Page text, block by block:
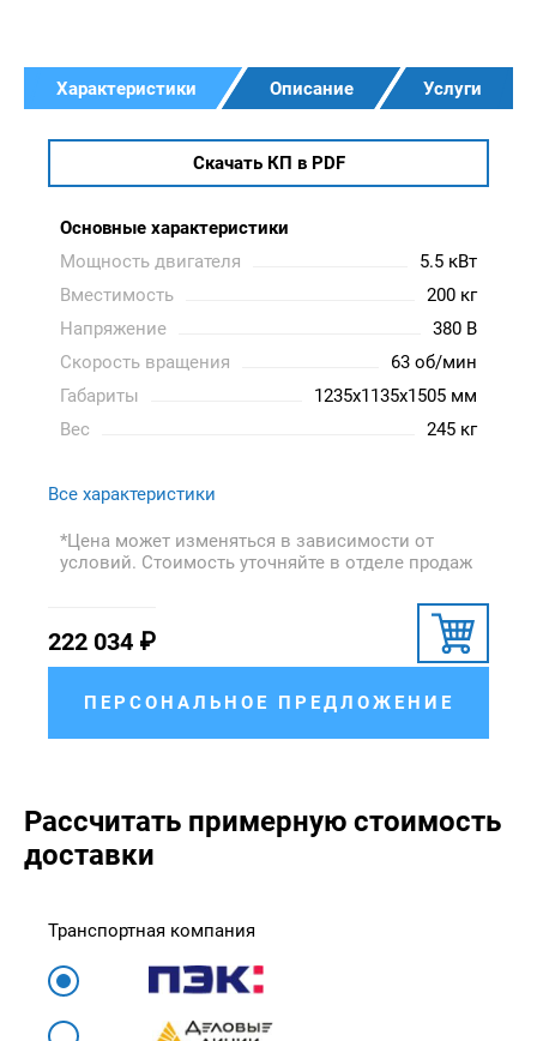
Характеристики Описание Услуги
Скачать КП в PDF
Основные характеристики
Мощность двигателя
5.5 кВт
Вместимость
200 кг
Напряжение
380 В
Скорость вращения
63 об/мин
Габариты
1235x1135x1505 мм
Вес
245 кг
Все характеристики
*Цена может изменяться в зависимости от
условий. Стоимость уточняйте в отделе продаж
222 034 ₽
ПЕРСОНАЛЬНОЕ ПРЕДЛОЖЕНИЕ
Рассчитать примерную стоимость
доставки
Транспортная компания